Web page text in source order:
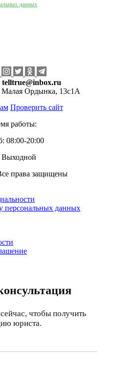
данных
telltrue@inbox.ru
Малая Ордынка, 13с1А
Проверить сайт
работы:
08:00-20:00
Выходной
права защищены
персональных данных
чтобы получить
юриста.